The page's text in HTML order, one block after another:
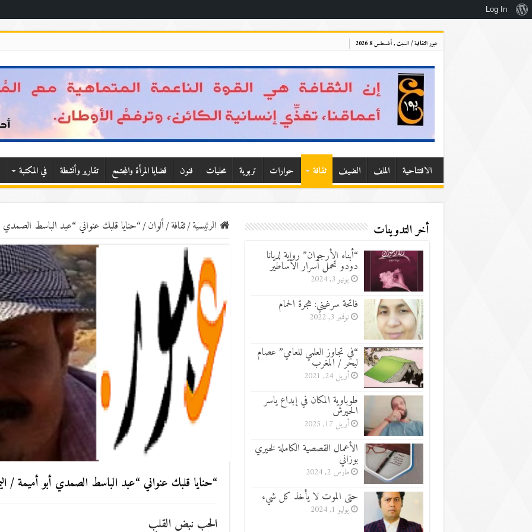
عبور الثقافية / السبت , أغسطس 8 2026
الافتتاحية الملف الضيف ثقافة حوارات تربوية محليات فنون قضايا المرأة والمجتمع تقارير وأنشطة في المكتبة
الرئيسية/ثقافة/ألوان/“حنايا قلبك عنواني “عبد الباسط الصمدي
“حنايا قلبك عنواني “عبد الباسط الصمدي أبو أميمة /
الحب نبض القلب
أخر التدوينات
“أبناء الأرجوان” رواية لديانا
دودو تحمل أسرار الأساطير
يونيو 3, 2024
فاتحة سرغيني: هجرة الحمام
نوفمبر 3, 2022
“في تجاوز العلمي للعامي” عصام
لبحر / المغرب
أبريل 24, 2021
طوباوية المكان في إبداع ياسر
الحيرش
أبريل 17, 2025
الأعمال القصصية الكاملة لخيري
بوزاني
مارس 2, 2024
حتى الموت لا يأخذ كل شيء
يوليو 1, 2024
نبذةLog In